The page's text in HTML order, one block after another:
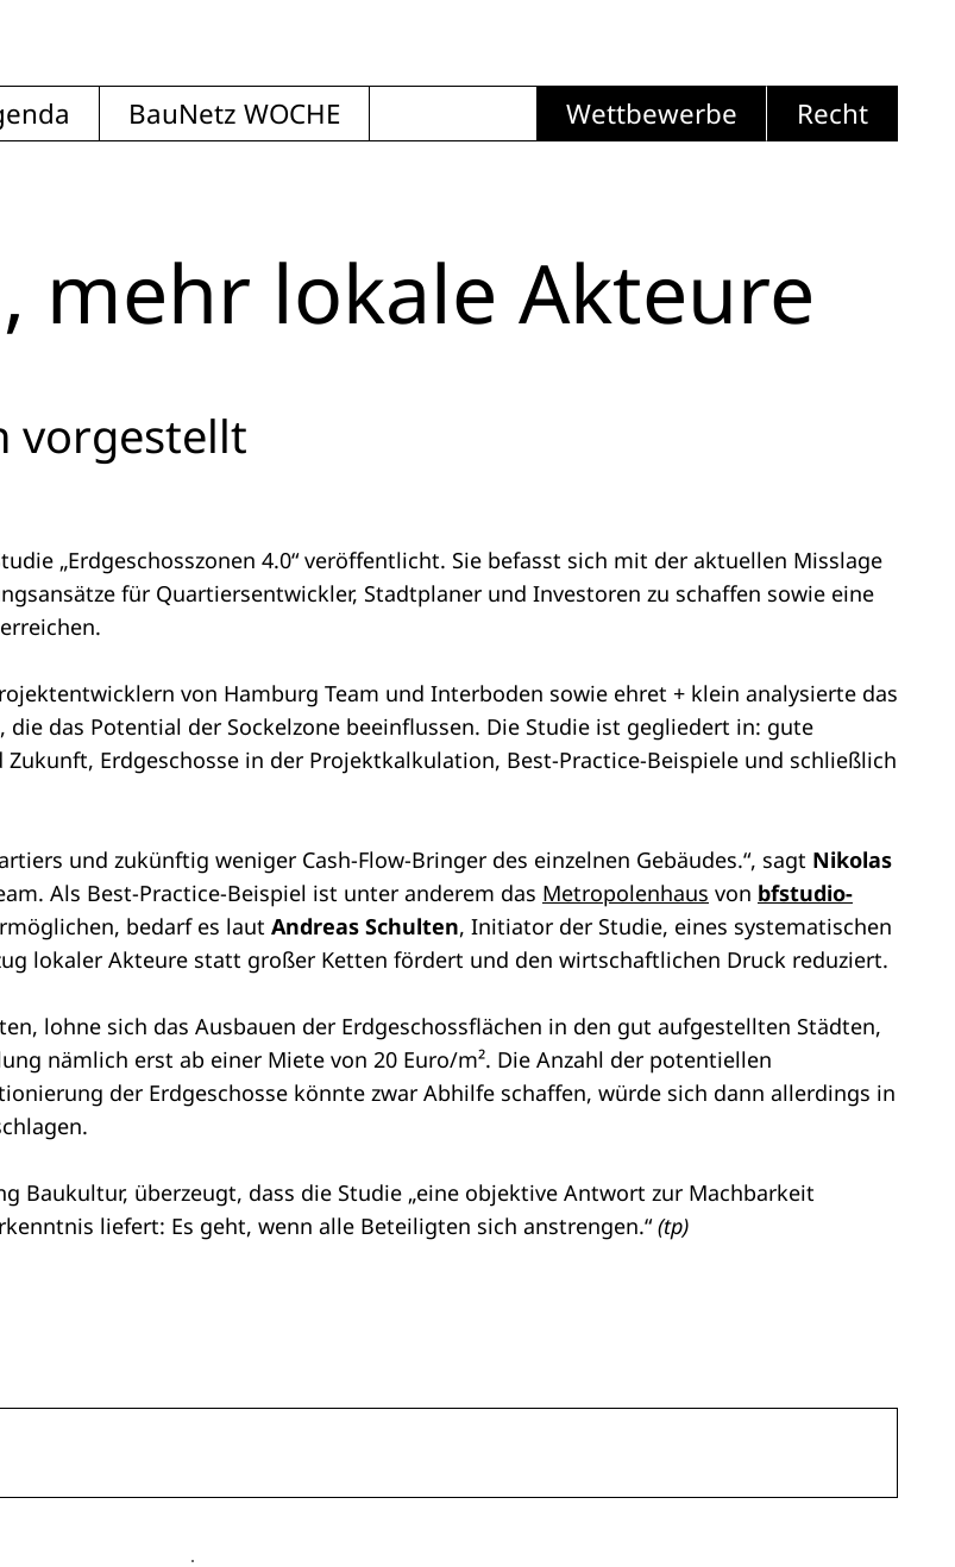
BauNetz WOCHE Wettbewerbe Recht
mehr lokale Akteure
vorgestellt
„Erdgeschosszonen 4.0“ veröffentlicht. Sie befasst sich mit der aktuellen Misslage
für Quartiersentwickler, Stadtplaner und Investoren zu schaffen sowie eine
von Hamburg Team und Interboden sowie ehret + klein analysierte das
das Potential der Sockelzone beeinflussen. Die Studie ist gegliedert in: gute
Erdgeschosse in der Projektkalkulation, Best-Practice-Beispiele und schließlich
und zukünftig weniger Cash-Flow-Bringer des einzelnen Gebäudes.“, sagt Nikolas
Als Best-Practice-Beispiel ist unter anderem das Metropolenhaus von bfstudio-
bedarf es laut Andreas Schulten, Initiator der Studie, eines systematischen
lokaler Akteure statt großer Ketten fördert und den wirtschaftlichen Druck reduziert.
lohne sich das Ausbauen der Erdgeschossflächen in den gut aufgestellten Städten,
nämlich erst ab einer Miete von 20 Euro/m². Die Anzahl der potentiellen
der Erdgeschosse könnte zwar Abhilfe schaffen, würde sich dann allerdings in
Baukultur, überzeugt, dass die Studie „eine objektive Antwort zur Machbarkeit
liefert: Es geht, wenn alle Beteiligten sich anstrengen.“(tp)